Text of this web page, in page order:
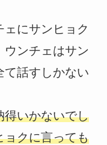
にサンヒョク
ウンチェはサン
て話すしかない
得いかないでし
クに言っても